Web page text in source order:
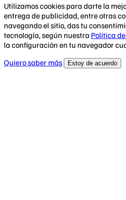
Utilizamos cookies para darte la
entrega de publicidad, entre otras
navegando el sitio, das tu
tecnología, según nuestra Política
la configuración en tu navegador
Quiero saber más
Estoy de acuerdo